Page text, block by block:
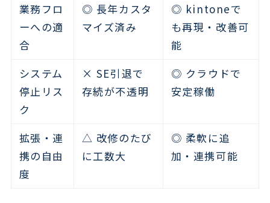
業務フロ
ーへの適
合
◎ 長年カスタ
マイズ済み
◎ kintoneで
も再現・改善可
能
システム
停止リス
ク
× SE引退で
存続が不透明
◎ クラウドで
安定稼働
拡張・連
携の自由
度
△ 改修のたび
に工数大
◎ 柔軟に追
加・連携可能